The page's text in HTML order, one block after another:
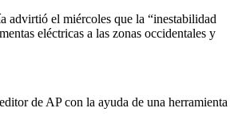
el miércoles que la “inestabilidad
eléctricas a las zonas occidentales y
de AP con la ayuda de una herramienta